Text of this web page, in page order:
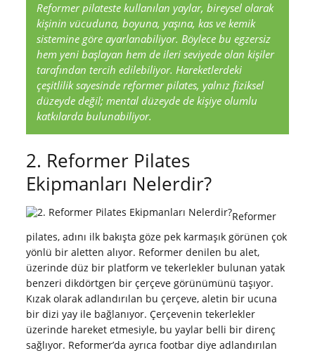
Reformer pilateste kullanılan yaylar, bireysel olarak
kişinin vücuduna, boyuna, yaşına, kas ve kemik
sistemine göre ayarlanabiliyor. Böylece bu egzersiz
hem yeni başlayan hem de ileri seviyede olan kişiler
tarafından tercih edilebiliyor. Hareketlerdeki
çeşitlilik sayesinde reformer pilates, yalnız fiziksel
düzeyde değil; mental düzeyde de kişiye olumlu
katkılarda bulunabiliyor.
2. Reformer Pilates
Ekipmanları Nelerdir?
Reformer
pilates, adını ilk bakışta göze pek karmaşık görünen çok
yönlü bir aletten alıyor. Reformer denilen bu alet,
üzerinde düz bir platform ve tekerlekler bulunan yatak
benzeri dikdörtgen bir çerçeve görünümünü taşıyor.
Kızak olarak adlandırılan bu çerçeve, aletin bir ucuna
bir dizi yay ile bağlanıyor. Çerçevenin tekerlekler
üzerinde hareket etmesiyle, bu yaylar belli bir direnç
sağlıyor. Reformer’da ayrıca footbar diye adlandırılan